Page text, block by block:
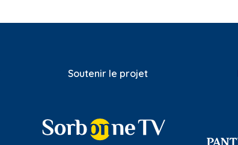
Soutenir le projet